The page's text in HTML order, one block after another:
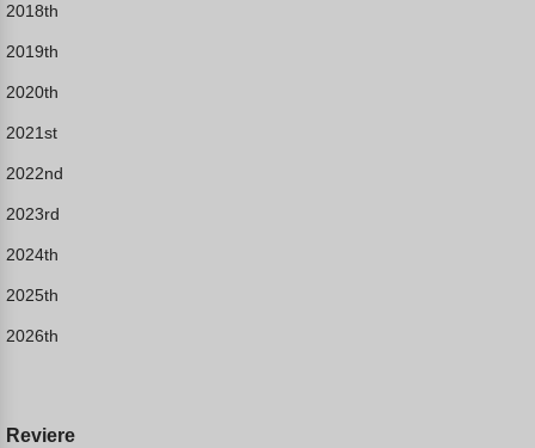
2018th
2019th
2020th
2021st
2022nd
2023rd
2024th
2025th
2026th
Reviere